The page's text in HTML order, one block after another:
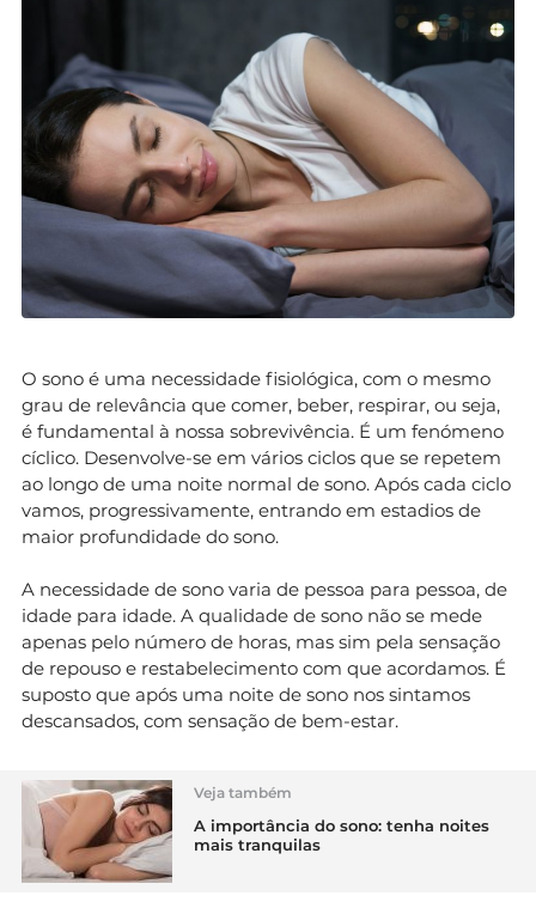
O sono é uma necessidade fisiológica, com o mesmo
grau de relevância que comer, beber, respirar, ou seja,
é fundamental à nossa sobrevivência. É um fenómeno
cíclico. Desenvolve-se em vários ciclos que se repetem
ao longo de uma noite normal de sono. Após cada ciclo
vamos, progressivamente, entrando em estadios de
maior profundidade do sono.
A necessidade de sono varia de pessoa para pessoa, de
idade para idade. A qualidade de sono não se mede
apenas pelo número de horas, mas sim pela sensação
de repouso e restabelecimento com que acordamos. É
suposto que após uma noite de sono nos sintamos
descansados, com sensação de bem-estar.
Veja também
A importância do sono: tenha noites
mais tranquilas